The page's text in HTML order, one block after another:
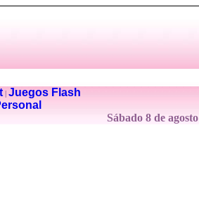
| Juegos Flash
Sábado 8 de agosto